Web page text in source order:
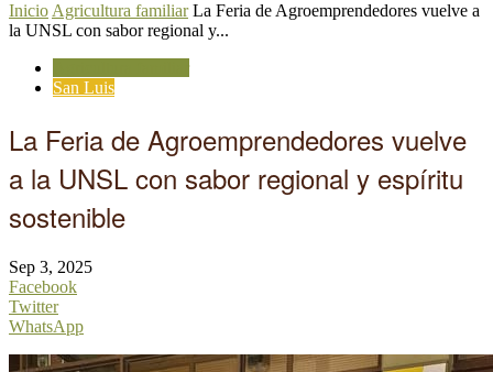
Inicio Agricultura familiar La Feria de Agroemprendedores vuelve a
la UNSL con sabor regional y...
San Luis
La Feria de Agroemprendedores vuelve
a la UNSL con sabor regional y espíritu
sostenible
Sep 3, 2025
Facebook
Twitter
WhatsApp